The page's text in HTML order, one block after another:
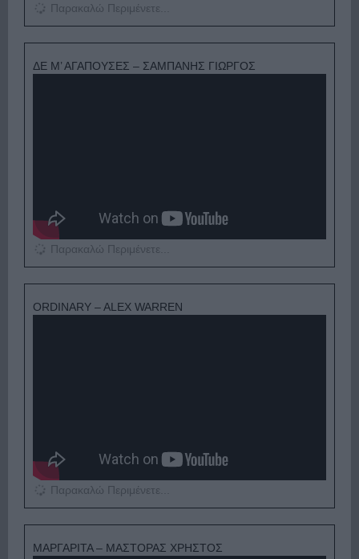
Παρακαλώ Περιμένετε...
ΔΕ Μ’ ΑΓΑΠΟΥΣΕΣ – ΣΑΜΠΑΝΗΣ ΓΙΩΡΓΟΣ
Παρακαλώ Περιμένετε...
ORDINARY – ALEX WARREN
Παρακαλώ Περιμένετε...
ΜΑΡΓΑΡΙΤΑ – ΜΑΣΤΟΡΑΣ ΧΡΗΣΤΟΣ